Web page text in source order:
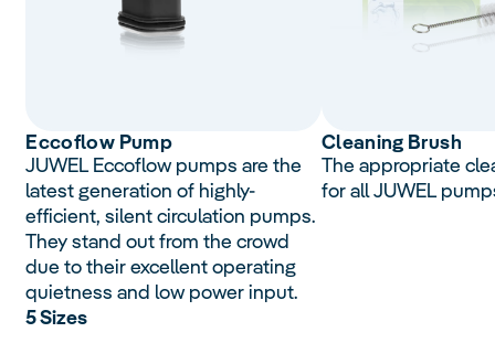
Eccoflow Pump
JUWEL Eccoflow pumps are the
latest generation of highly-
efficient, silent circulation pumps.
They stand out from the crowd
due to their excellent operating
quietness and low power input.
5 Sizes
Cleaning Brush
The appropriate
for all JUWEL